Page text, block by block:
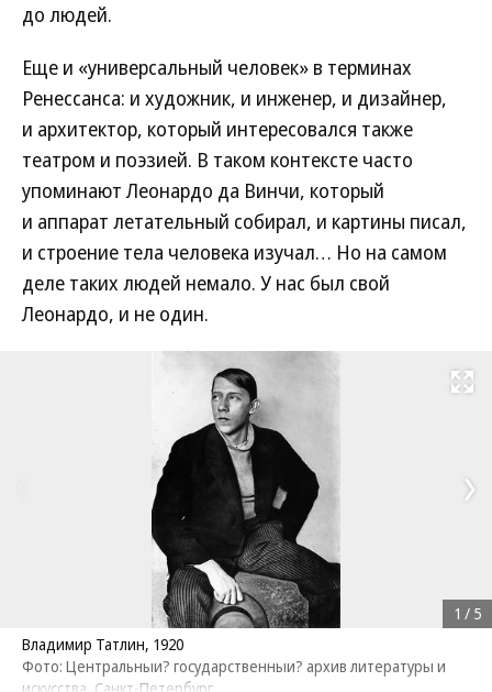
до людей.
Еще и «универсальный человек» в терминах
Ренессанса: и художник, и инженер, и дизайнер,
и архитектор, который интересовался также
театром и поэзией. В таком контексте часто
упоминают Леонардо да Винчи, который
и аппарат летательный собирал, и картины писал,
и строение тела человека изучал… Но на самом
деле таких людей немало. У нас был свой
Леонардо, и не один.
Развернуть
Владимир Татлин, 1920
Фото: Центральныи? государственныи? архив литературы и
1 / 5